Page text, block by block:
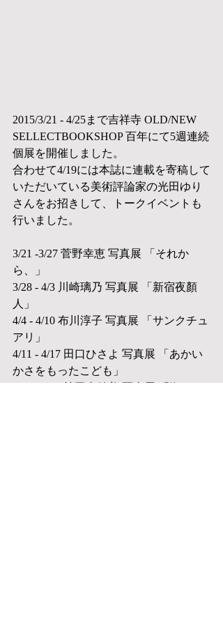
2015/3/21 - 4/25まで吉祥寺 OLD/NEW
SELLECTBOOKSHOP 百年にて5週連続
個展を開催しました。
合わせて4/19には本誌に連載を寄稿して
いただいている美術評論家の光田ゆり
さんをお招きして、トークイベントも
行いました。
3/21 -3/27 菅野幸恵 写真展 「それか
ら、」
3/28 - 4/3 川崎璃乃 写真展 「新宿夜顏
人」
4/4 - 4/10 布川淳子 写真展 「サンクチュ
アリ」
4/11 - 4/17 田口ひさよ 写真展 「あかい
かさをもったこども」